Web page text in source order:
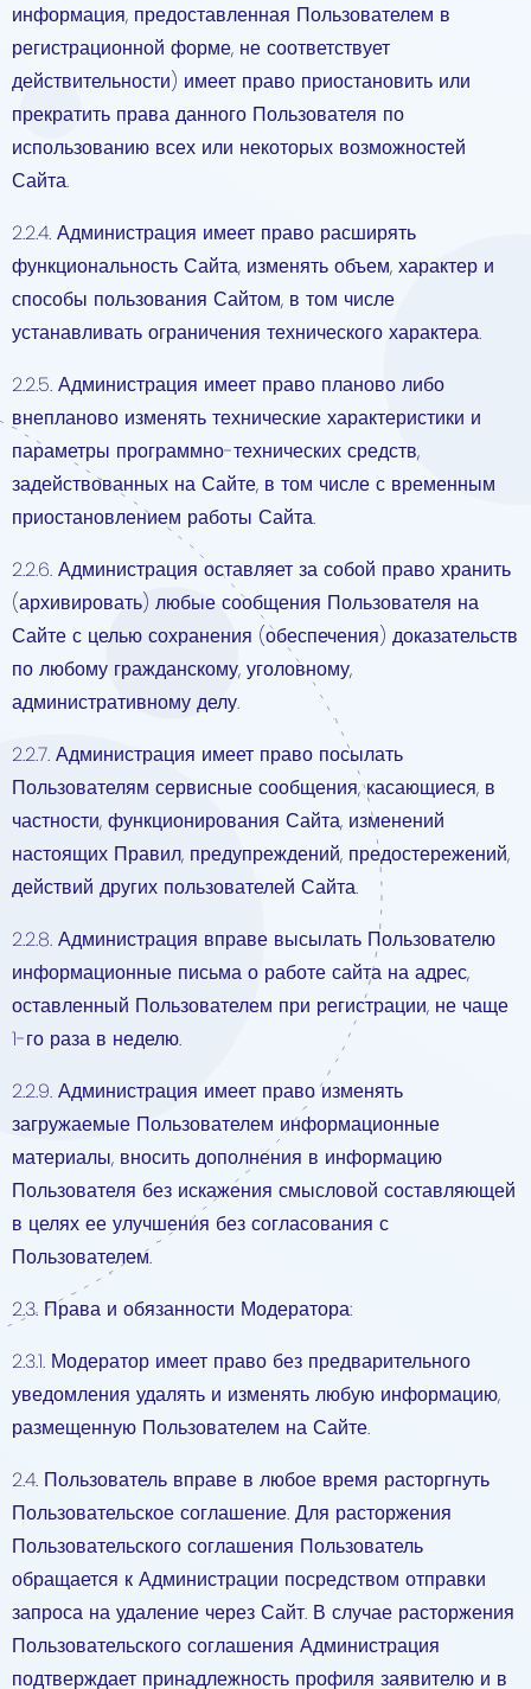
информация, предоставленная Пользователем в
регистрационной форме, не соответствует
действительности) имеет право приостановить или
прекратить права данного Пользователя по
использованию всех или некоторых возможностей
Сайта.
2.2.4. Администрация имеет право расширять
функциональность Сайта, изменять объем, характер и
способы пользования Сайтом, в том числе
устанавливать ограничения технического характера.
2.2.5. Администрация имеет право планово либо
внепланово изменять технические характеристики и
параметры программно-технических средств,
задействованных на Сайте, в том числе с временным
приостановлением работы Сайта.
2.2.6. Администрация оставляет за собой право хранить
(архивировать) любые сообщения Пользователя на
Сайте с целью сохранения (обеспечения) доказательств
по любому гражданскому, уголовному,
административному делу.
2.2.7. Администрация имеет право посылать
Пользователям сервисные сообщения, касающиеся, в
частности, функционирования Сайта, изменений
настоящих Правил, предупреждений, предостережений,
действий других пользователей Сайта.
2.2.8. Администрация вправе высылать Пользователю
информационные письма о работе сайта на адрес,
оставленный Пользователем при регистрации, не чаще
1-го раза в неделю.
2.2.9. Администрация имеет право изменять
загружаемые Пользователем информационные
материалы, вносить дополнения в информацию
Пользователя без искажения смысловой составляющей
в целях ее улучшения без согласования с
Пользователем.
2.3. Права и обязанности Модератора:
2.3.1. Модератор имеет право без предварительного
уведомления удалять и изменять любую информацию,
размещенную Пользователем на Сайте.
2.4. Пользователь вправе в любое время расторгнуть
Пользовательское соглашение. Для расторжения
Пользовательского соглашения Пользователь
обращается к Администрации посредством отправки
запроса на удаление через Сайт. В случае расторжения
Пользовательского соглашения Администрация
подтверждает принадлежность профиля заявителю и в